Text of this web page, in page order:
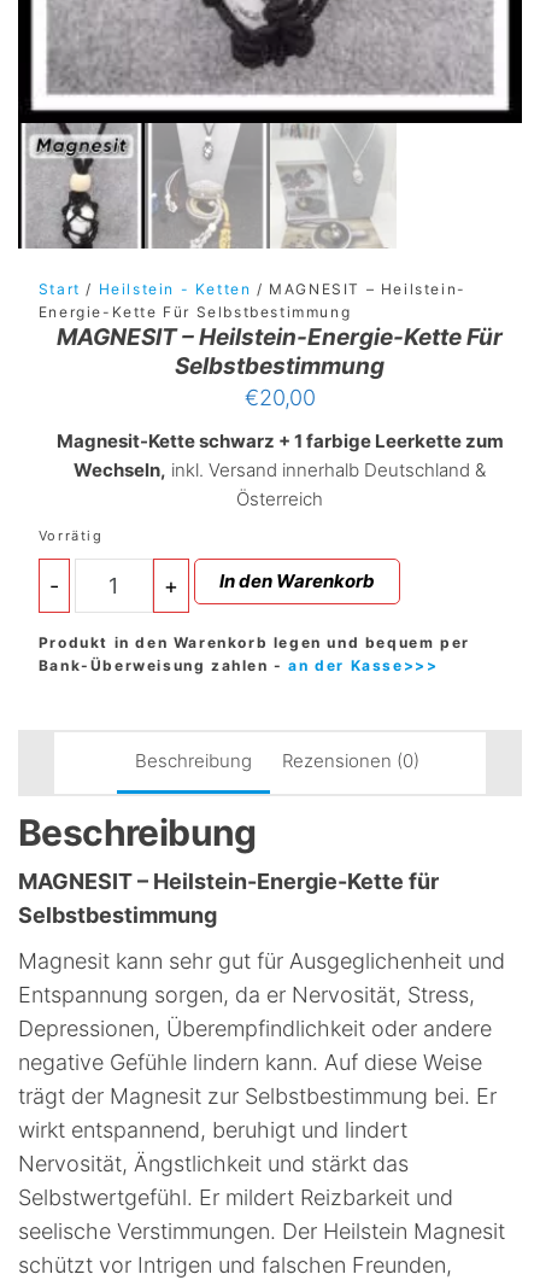
Start / Heilstein - Ketten / MAGNESIT – Heilstein-
Energie-Kette Für Selbstbestimmung
MAGNESIT – Heilstein-Energie-Kette Für
Selbstbestimmung
€20,00
Magnesit-Kette schwarz + 1 farbige Leerkette zum
Wechseln, inkl. Versand innerhalb Deutschland &
Österreich
Vorrätig
-
Heilstein-
Energie-
Kette
+ In den Warenkorb
Produkt in den Warenkorb legen und bequem per
Bank-Überweisung zahlen -an der Kasse>>>
Beschreibung Rezensionen (0)
Beschreibung
MAGNESIT – Heilstein-Energie-Kette für
Selbstbestimmung
Magnesit kann sehr gut für Ausgeglichenheit und
Entspannung sorgen, da er Nervosität, Stress,
Depressionen, Überempfindlichkeit oder andere
negative Gefühle lindern kann. Auf diese Weise
trägt der Magnesit zur Selbstbestimmung bei. Er
wirkt entspannend, beruhigt und lindert
Nervosität, Ängstlichkeit und stärkt das
Selbstwertgefühl. Er mildert Reizbarkeit und
seelische Verstimmungen. Der Heilstein Magnesit
schützt vor Intrigen und falschen Freunden,